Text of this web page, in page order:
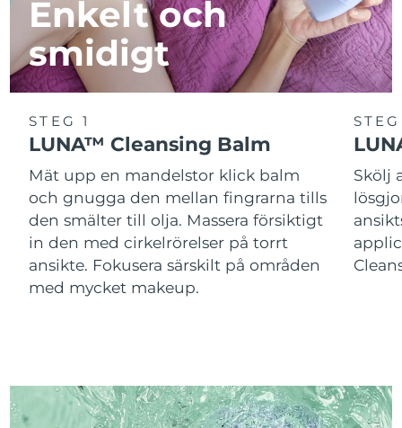
Enkelt och
smidigt
STEG 1
LUNA™ Cleansing Balm
Mät upp en mandelstor klick balm
och gnugga den mellan fingrarna tills
den smälter till olja. Massera försiktigt
in den med cirkelrörelser på torrt
ansikte. Fokusera särskilt på områden
med mycket makeup.
Skölj